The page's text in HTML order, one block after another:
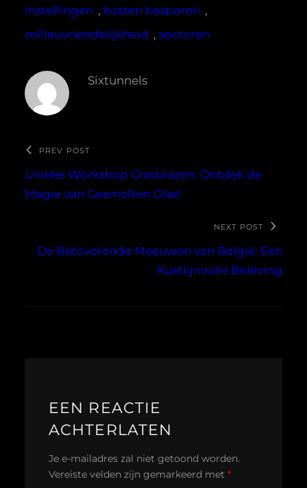
instellingen , kosten besparen ,
milieuvriendelijkheid , sectoren
Sixtunnels
PREV POST
Unieke Workshop Glasblazen: Ontdek de
Magie van Gesmolten Glas!
NEXT POST
De Betoverende Meeuwen van België: Een
Kustlijnvolle Beleving
EEN REACTIE
ACHTERLATEN
Je e-mailadres zal niet getoond worden.
Vereiste velden zijn gemarkeerd met *